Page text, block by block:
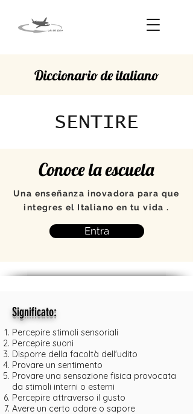
Diccionario de italiano
SENTIRE
Conoce la escuela
Una enseñanza inovadora para que
integres el Italiano en tu vida .
Entra
Significato:
Percepire stimoli sensoriali
Percepire suoni
Disporre della facoltà dell'udito
Provare un sentimento
Provare una sensazione fisica provocata
da stimoli interni o esterni
Percepire attraverso il gusto
Avere un certo odore o sapore